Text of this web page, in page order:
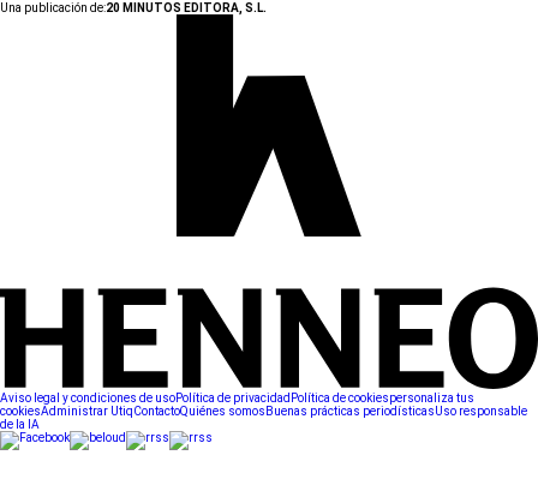
Una publicación de:20 MINUTOS EDITORA, S.L.
Aviso legal y condiciones de usoPolítica de privacidad Política de cookiespersonaliza tus
cookiesAdministrar UtiqContactoQuiénes somos Buenas prácticas periodísticasUso responsable
de la IA